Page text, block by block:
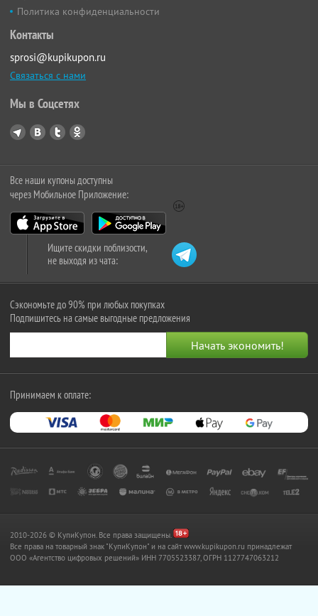
Политика конфиденциальности
Контакты
sprosi@kupikupon.ru
Связаться с нами
Мы в Соцсетях
Все наши купоны доступны
через Мобильное Приложение:
Ищите скидки поблизости,
не выходя из чата:
Сэкономьте до 90% при любых покупках
Подпишитесь на самые выгодные предложения
Принимаем к оплате:
2010-2026 © КупиКупон. Все права защищены.
Все права на товарный знак "КупиКупон" и на сайт www.kupikupon.ru принадлежат
OOO «Агентство цифровых решений» ИНН 7705523387, ОГРН 1127747063212